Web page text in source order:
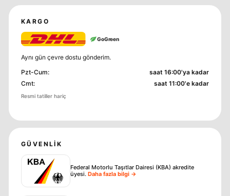
KARGO
GoGreen
Aynı gün çevre dostu gönderim.
Pzt-Cum:
saat 16:00'ya kadar
Cmt: saat 11:00'e kadar
Resmi tatiller hariç
GÜVENLIK
Federal Motorlu Taşıtlar Dairesi (KBA) akredite
üyesi. Daha fazla bilgi →